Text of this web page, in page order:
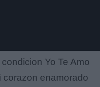
Yo Te Amo
corazon enamorado